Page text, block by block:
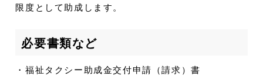
限度として助成します。
必要書類など
・福祉タクシー助成金交付申請（請求）書